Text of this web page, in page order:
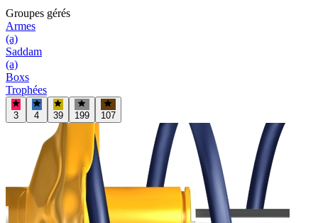
Groupes gérés
Armes
(a)
Saddam
(a)
Boxs
Trophées
3 4 39 199 107